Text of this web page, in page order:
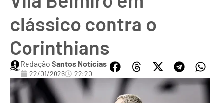
clássico contra o
Corinthians
Redação Santos Notícias
22/01/2026 22:20